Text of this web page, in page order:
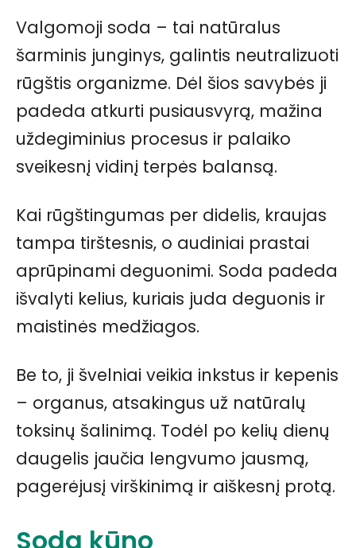
Valgomoji soda – tai natūralus
šarminis junginys, galintis neutralizuoti
rūgštis organizme. Dėl šios savybės ji
padeda atkurti pusiausvyrą, mažina
uždegiminius procesus ir palaiko
sveikesnį vidinį terpės balansą.
Kai rūgštingumas per didelis, kraujas
tampa tirštesnis, o audiniai prastai
aprūpinami deguonimi. Soda padeda
išvalyti kelius, kuriais juda deguonis ir
maistinės medžiagos.
Be to, ji švelniai veikia inkstus ir kepenis
– organus, atsakingus už natūralų
toksinų šalinimą. Todėl po kelių dienų
daugelis jaučia lengvumo jausmą,
pagerėjusį virškinimą ir aiškesnį protą.
Soda kūno